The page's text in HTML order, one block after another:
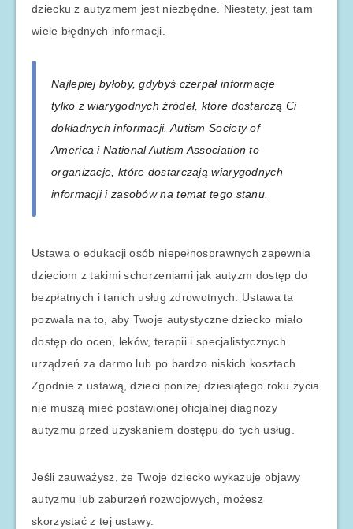
dziecku z autyzmem jest niezbędne. Niestety, jest tam
wiele błędnych informacji.
Najlepiej byłoby, gdybyś czerpał informacje
tylko z wiarygodnych źródeł, które dostarczą Ci
dokładnych informacji. Autism Society of
America i National Autism Association to
organizacje, które dostarczają wiarygodnych
informacji i zasobów na temat tego stanu.
Ustawa o edukacji osób niepełnosprawnych zapewnia
dzieciom z takimi schorzeniami jak autyzm dostęp do
bezpłatnych i tanich usług zdrowotnych. Ustawa ta
pozwala na to, aby Twoje autystyczne dziecko miało
dostęp do ocen, leków, terapii i specjalistycznych
urządzeń za darmo lub po bardzo niskich kosztach.
Zgodnie z ustawą, dzieci poniżej dziesiątego roku życia
nie muszą mieć postawionej oficjalnej diagnozy
autyzmu przed uzyskaniem dostępu do tych usług.
Jeśli zauważysz, że Twoje dziecko wykazuje objawy
autyzmu lub zaburzeń rozwojowych, możesz
skorzystać z tej ustawy.